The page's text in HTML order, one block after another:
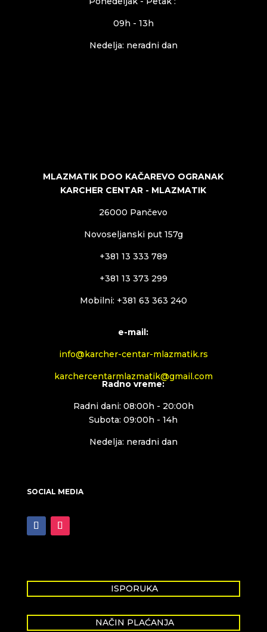
09h - 13h
Nedelja: neradni dan
MLAZMATIK DOO KAČAREVO OGRANAK
KARCHER CENTAR - MLAZMATIK
26000 Pančevo
Novoseljanski put 157g
+381 13 333 789
+381 13 373 299
Mobilni: +381 63 363 240
e-mail:
info@karcher-centar-mlazmatik.rs
karchercentarmlazmatik@gmail.com
Radno vreme:
Radni dani: 08:00h - 20:00h
Subota: 09:00h - 14h
Nedelja: neradni dan
SOCIAL MEDIA
ISPORUKA
NAČIN PLAĆANJA